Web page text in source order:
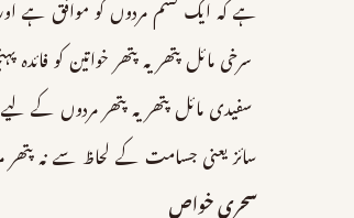
ہے کہ ایک قسم مردوں کو موافق ہے
سرخی مائل پتھر یہ پتھر خواتین کو فائدہ
سفیدی مائل پتھر یہ پتھر مردوں کے
سائز یعنی جسامت کے لحاظ سے نہ
سحری خواص